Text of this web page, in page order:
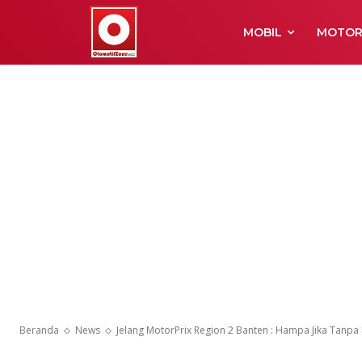
MOBIL
Beranda News Jelang MotorPrix Region 2 Banten : Hampa Jika Tanpa